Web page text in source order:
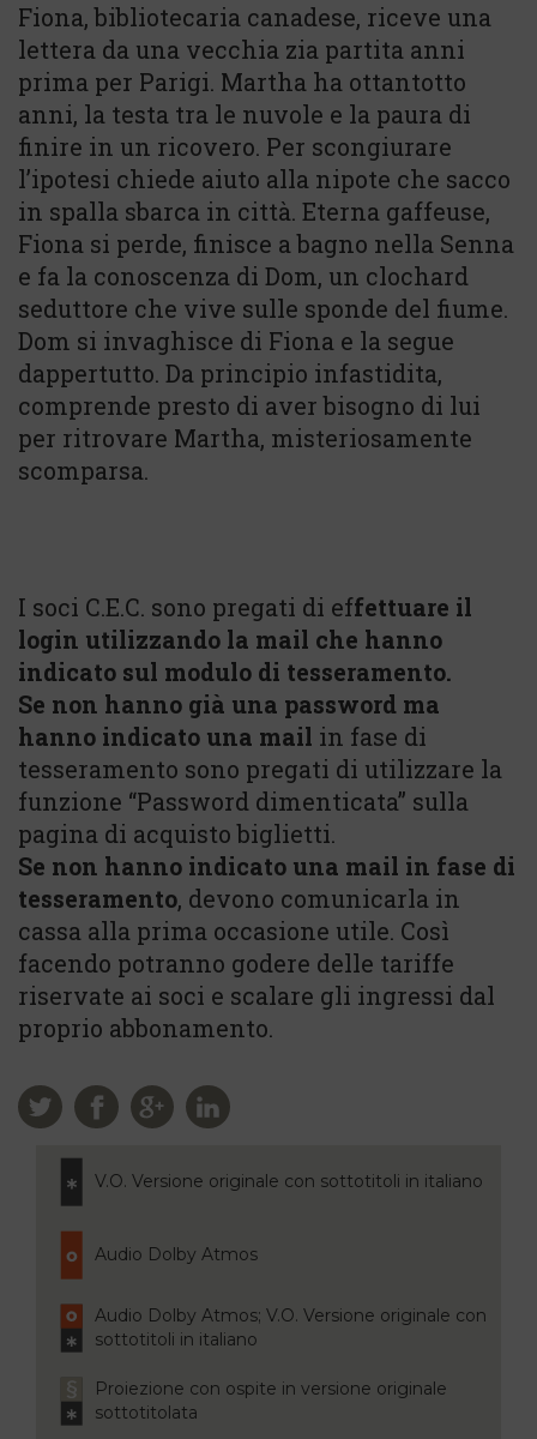
Fiona, bibliotecaria canadese, riceve una
lettera da una vecchia zia partita anni
prima per Parigi. Martha ha ottantotto
anni, la testa tra le nuvole e la paura di
finire in un ricovero. Per scongiurare
l’ipotesi chiede aiuto alla nipote che sacco
in spalla sbarca in città. Eterna gaffeuse,
Fiona si perde, finisce a bagno nella Senna
e fa la conoscenza di Dom, un clochard
seduttore che vive sulle sponde del fiume.
Dom si invaghisce di Fiona e la segue
dappertutto. Da principio infastidita,
comprende presto di aver bisogno di lui
per ritrovare Martha, misteriosamente
scomparsa.
I soci C.E.C. sono pregati di effettuare il
login utilizzando la mail che hanno
indicato sul modulo di tesseramento.
Se non hanno già una password ma
hanno indicato una mail in fase di
tesseramento sono pregati di utilizzare la
funzione “Password dimenticata” sulla
pagina di acquisto biglietti.
Se non hanno indicato una mail in fase di
tesseramento, devono comunicarla in
cassa alla prima occasione utile. Così
facendo potranno godere delle tariffe
riservate ai soci e scalare gli ingressi dal
proprio abbonamento.
V.O. Versione originale con sottotitoli in italiano
Audio Dolby Atmos
Audio Dolby Atmos; V.O. Versione originale con
sottotitoli in italiano
Proiezione con ospite in versione originale
sottotitolata